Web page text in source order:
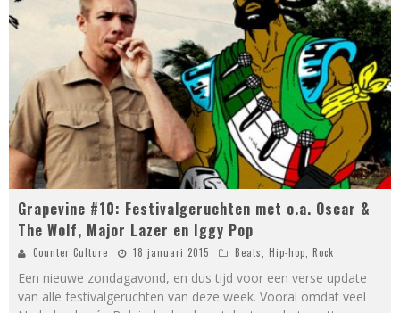
Grapevine #10: Festivalgeruchten met o.a. Oscar &
The Wolf, Major Lazer en Iggy Pop
Counter Culture 18 januari 2015 Beats Hip-hop Rock
Een nieuwe zondagavond, en dus tijd voor een verse update
van alle festivalgeruchten van deze week. Vooral omdat veel